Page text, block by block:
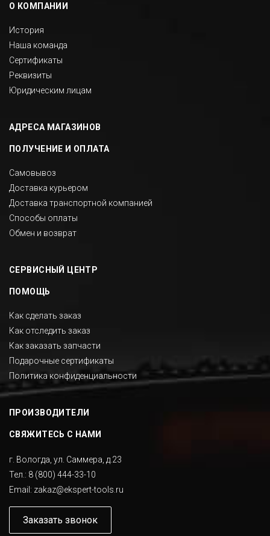
О КОМПАНИИ
История
Наша команда
Сертификаты
Реквизиты
Юридическим лицам
АДРЕСА МАГАЗИНОВ
ПОЛУЧЕНИЕ И ОПЛАТА
Самовывоз
Доставка курьером
Доставка транспортной компанией
Способы оплаты
Обмен и возврат
СЕРВИСНЫЙ ЦЕНТР
ПОМОЩЬ
Как сделать заказ
Как отследить заказ
Как заказать запчасти
Подарочные сертификаты
Политика конфиденциальности
ПРОИЗВОДИТЕЛИ
СВЯЖИТЕСЬ С НАМИ
г. Вологда, ул. Саммера, д.23
Тел.: 8 (800) 444-33-10
Email: zakaz@ekspert-tools.ru
Заказать звонок